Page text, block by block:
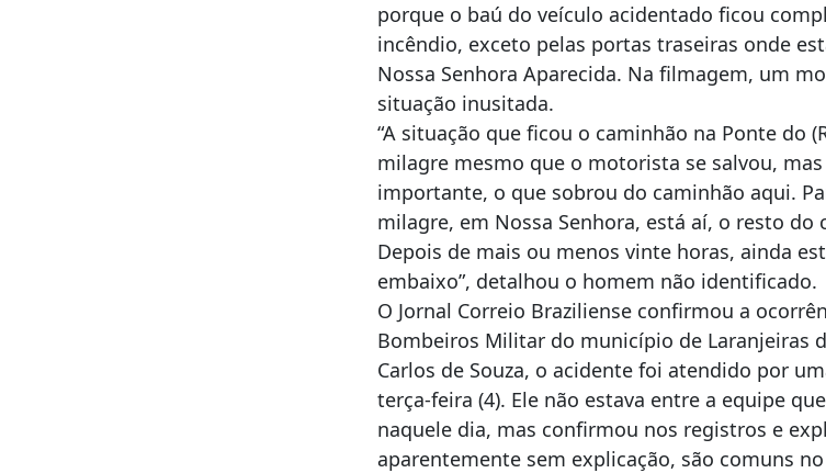
porque o baú do veículo acidentado ficou
incêndio, exceto pelas portas traseiras onde
Nossa Senhora Aparecida. Na filmagem, um
situação inusitada.
“A situação que ficou o caminhão na Ponte do
milagre mesmo que o motorista se salvou,
importante, o que sobrou do caminhão aqui.
milagre, em Nossa Senhora, está aí, o resto
Depois de mais ou menos vinte horas, ainda
embaixo”, detalhou o homem não identificado.
O Jornal Correio Braziliense confirmou a
Bombeiros Militar do município de Laranjeiras
Carlos de Souza, o acidente foi atendido por
terça-feira (4). Ele não estava entre a equipe
naquele dia, mas confirmou nos registros e
aparentemente sem explicação, são comuns